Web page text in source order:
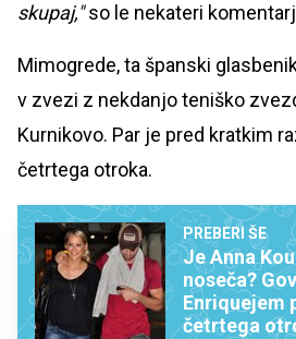
skupaj,"so le nekateri
Mimogrede, ta španski
v zvezi z nekdanjo teniško
Kurnikovo. Par je pred kratkim
četrtega otroka.
PREBERI ŠE
Je Anna
noseča?
Enriquejem
četrtega